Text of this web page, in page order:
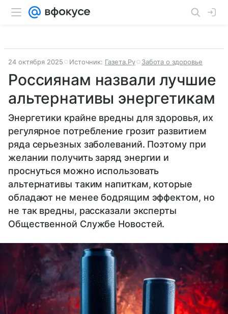
24 октября 2025 Источник: Газета.Ру Забота о здоровье
Россиянам назвали лучшие
альтернативы энергетикам
Энергетики крайне вредны для здоровья, их
регулярное потребление грозит развитием
ряда серьезных заболеваний. Поэтому при
желании получить заряд энергии и
проснуться можно использовать
альтернативы таким напиткам, которые
обладают не менее бодрящим эффектом, но
не так вредны, рассказали эксперты
Общественной Службе Новостей.